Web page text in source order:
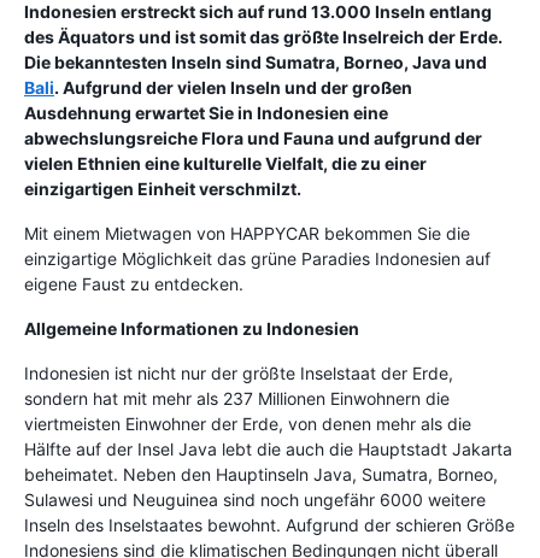
Indonesien erstreckt sich auf rund 13.000 Inseln entlang
des Äquators und ist somit das größte Inselreich der Erde.
Die bekanntesten Inseln sind Sumatra, Borneo, Java und
Bali. Aufgrund der vielen Inseln und der großen
Ausdehnung erwartet Sie in Indonesien eine
abwechslungsreiche Flora und Fauna und aufgrund der
vielen Ethnien eine kulturelle Vielfalt, die zu einer
einzigartigen Einheit verschmilzt.
Mit einem Mietwagen von HAPPYCAR bekommen Sie die
einzigartige Möglichkeit das grüne Paradies Indonesien auf
eigene Faust zu entdecken.
Allgemeine Informationen zu Indonesien
Indonesien ist nicht nur der größte Inselstaat der Erde,
sondern hat mit mehr als 237 Millionen Einwohnern die
viertmeisten Einwohner der Erde, von denen mehr als die
Hälfte auf der Insel Java lebt die auch die Hauptstadt Jakarta
beheimatet. Neben den Hauptinseln Java, Sumatra, Borneo,
Sulawesi und Neuguinea sind noch ungefähr 6000 weitere
Inseln des Inselstaates bewohnt. Aufgrund der schieren Größe
Indonesiens sind die klimatischen Bedingungen nicht überall